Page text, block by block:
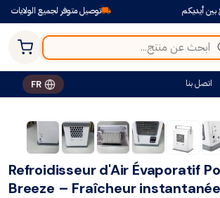
توصيل متوفر لجميع الولايات
اتصل بنا FR
Refroidisseur d'Air Évaporatif
Breeze – Fraîcheur instantanée